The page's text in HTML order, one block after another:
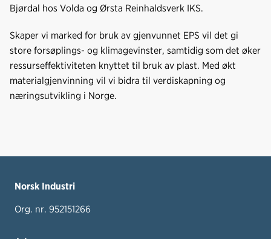
Bjørdal hos Volda og Ørsta Reinhaldsverk IKS.
Skaper vi marked for bruk av gjenvunnet EPS vil det gi
store forsøplings- og klimagevinster, samtidig som det øker
ressurseffektiviteten knyttet til bruk av plast. Med økt
materialgjenvinning vil vi bidra til verdiskapning og
næringsutvikling i Norge.
Norsk Industri
Org. nr. 952151266